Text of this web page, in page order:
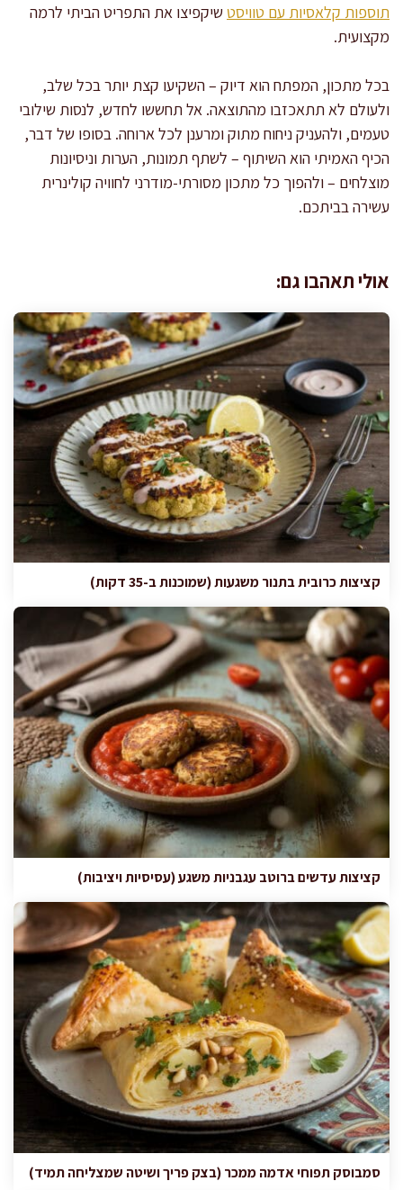
תוספות קלאסיות עם טוויסט שיקפיצו את התפריט הביתי לרמה
מקצועית.
בכל מתכון, המפתח הוא דיוק – השקיעו קצת יותר בכל שלב,
ולעולם לא תתאכזבו מהתוצאה. אל תחששו לחדש, לנסות שילובי
טעמים, ולהעניק ניחוח מתוק ומרענן לכל ארוחה. בסופו של דבר,
הכיף האמיתי הוא השיתוף – לשתף תמונות, הערות וניסיונות
מוצלחים – ולהפוך כל מתכון מסורתי-מודרני לחוויה קולינרית
עשירה בביתכם.
אולי תאהבו גם:
קציצות כרובית בתנור משגעות (שמוכנות ב-35 דקות)
קציצות עדשים ברוטב עגבניות משגע (עסיסיות ויציבות)
סמבוסק תפוחי אדמה ממכר (בצק פריך ושיטה שמצליחה תמיד)